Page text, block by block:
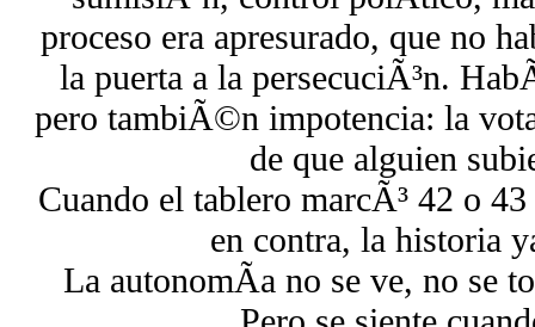
proceso era apresurado, que no
la puerta a la persecuciÃ³n.
pero tambiÃ©n impotencia: la
de que alguien
Cuando el tablero marcÃ³ 42 o
en contra, la historia
La autonomÃ­a no se ve, no se